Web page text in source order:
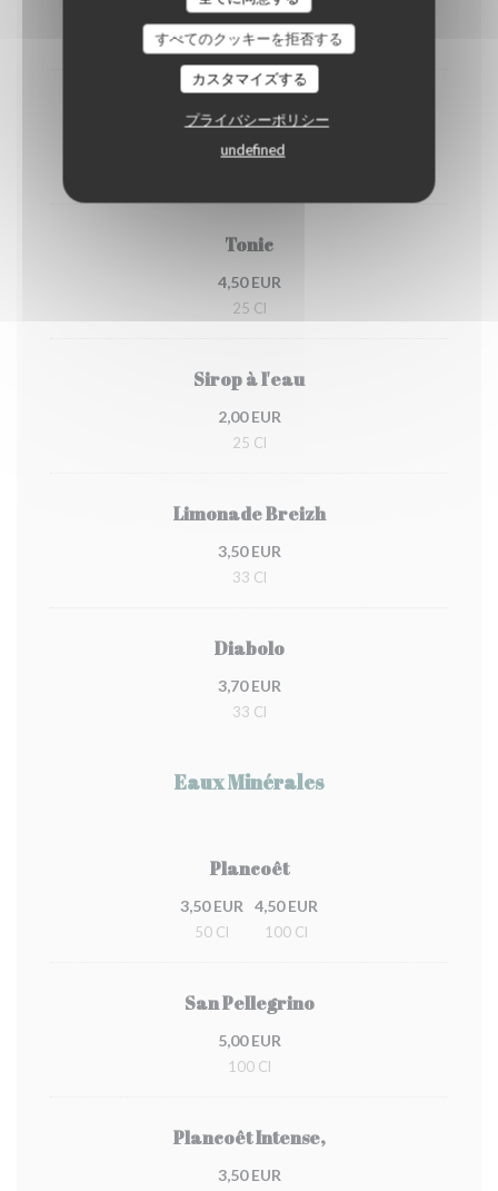
すべてのクッキーを拒否する
カスタマイズする
プライバシーポリシー
undefined
5,00 EUR
33 Cl
Breizh Cola & Breizh Zéro
4,50 EUR
Tonic
4,50 EUR
25 Cl
Sirop à l'eau
2,00 EUR
25 Cl
Limonade Breizh
3,50 EUR
33 Cl
Diabolo
3,70 EUR
33 Cl
Eaux Minérales
Plancoêt
3,50 EUR
50 Cl
4,50 EUR
100 Cl
San Pellegrino
5,00 EUR
100 Cl
Plancoêt Intense,
3,50 EUR